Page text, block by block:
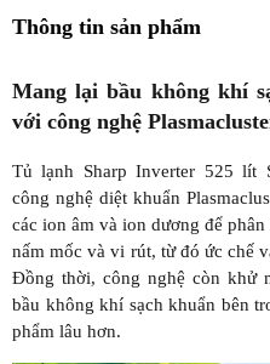
Thông tin sản phẩm
Mang lại bầu không khí
với công nghệ
Tủ lạnh Sharp Inverter 525 lít
công nghệ diệt khuẩn
các ion âm và ion dương để
nấm mốc và vi rút, từ đó ức chế
Đồng thời, công nghệ còn khử
bầu không khí sạch khuẩn bên
phẩm lâu hơn.